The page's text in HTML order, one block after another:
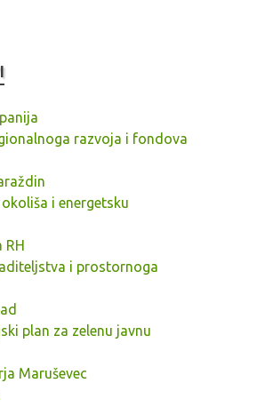
razvoja i fondova
i energetsku
RH
i prostornoga
plan za zelenu javnu
Maruševec